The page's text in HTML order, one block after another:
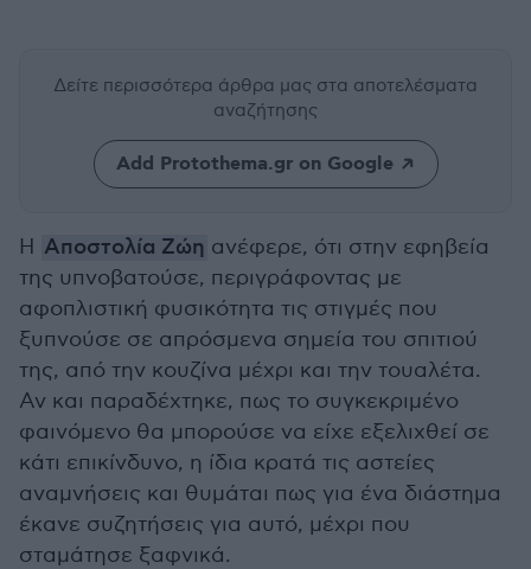
Δείτε περισσότερα άρθρα μας στα αποτελέσματα
αναζήτησης
Add Protothema.gr on Google
Η Αποστολία Ζώη ανέφερε, ότι στην εφηβεία
της υπνοβατούσε, περιγράφοντας με
αφοπλιστική φυσικότητα τις στιγμές που
ξυπνούσε σε απρόσμενα σημεία του σπιτιού
της, από την κουζίνα μέχρι και την τουαλέτα.
Αν και παραδέχτηκε, πως το συγκεκριμένο
φαινόμενο θα μπορούσε να είχε εξελιχθεί σε
κάτι επικίνδυνο, η ίδια κρατά τις αστείες
αναμνήσεις και θυμάται πως για ένα διάστημα
έκανε συζητήσεις για αυτό, μέχρι που
σταμάτησε ξαφνικά.